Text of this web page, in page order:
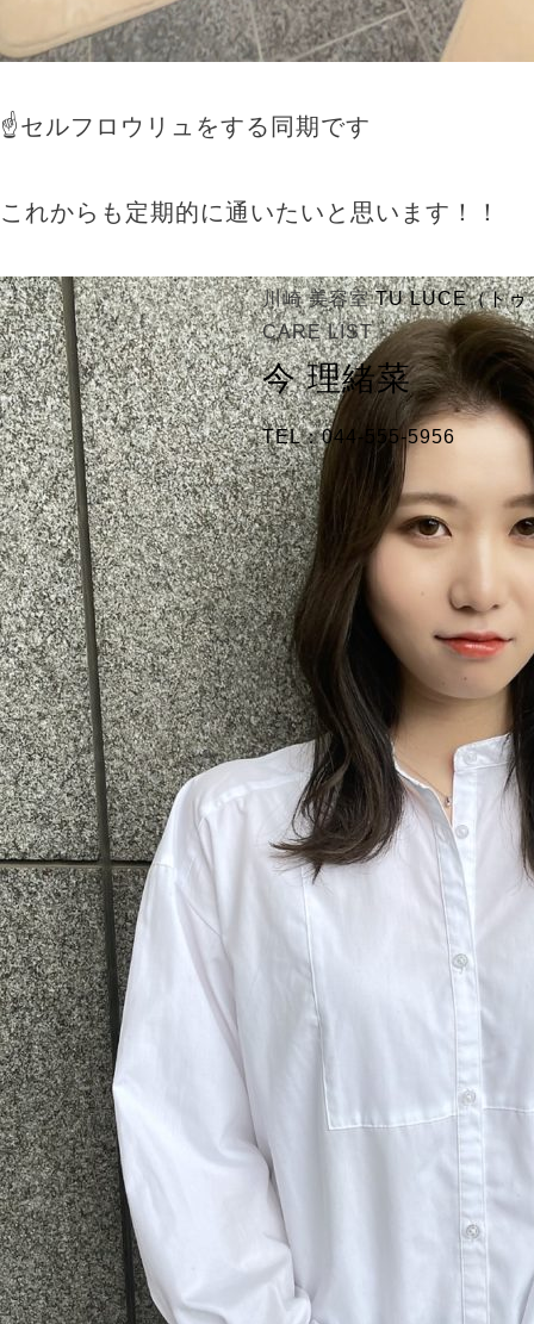
☝セルフロウリュをする同期です
これからも定期的に通いたいと思います！！
川崎 美容室TU LUCE（トゥ
CARE LIST
今 理緒菜
TEL：044-555-5956